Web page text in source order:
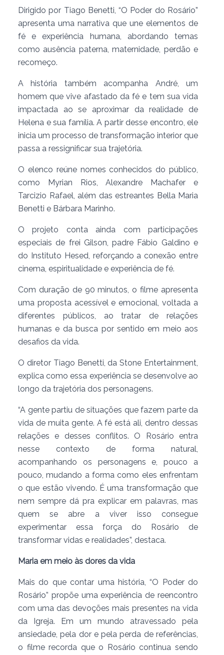
Dirigido por Tiago Benetti, “O Poder do Rosário”
apresenta uma narrativa que une elementos de
fé e experiência humana, abordando temas
como ausência paterna, maternidade, perdão e
recomeço.
A história também acompanha André, um
homem que vive afastado da fé e tem sua vida
impactada ao se aproximar da realidade de
Helena e sua família. A partir desse encontro, ele
inicia um processo de transformação interior que
passa a ressignificar sua trajetória.
O elenco reúne nomes conhecidos do público,
como Myrian Rios, Alexandre Machafer e
Tarcizio Rafael, além das estreantes Bella Maria
Benetti e Bárbara Marinho.
O projeto conta ainda com participações
especiais de frei Gilson, padre Fábio Galdino e
do Instituto Hesed, reforçando a conexão entre
cinema, espiritualidade e experiência de fé.
Com duração de 90 minutos, o filme apresenta
uma proposta acessível e emocional, voltada a
diferentes públicos, ao tratar de relações
humanas e da busca por sentido em meio aos
desafios da vida.
O diretor Tiago Benetti, da Stone Entertainment,
explica como essa experiência se desenvolve ao
longo da trajetória dos personagens.
“A gente partiu de situações que fazem parte da
vida de muita gente. A fé está ali, dentro dessas
relações e desses conflitos. O Rosário entra
nesse contexto de forma natural,
acompanhando os personagens e, pouco a
pouco, mudando a forma como eles enfrentam
o que estão vivendo. É uma transformação que
nem sempre dá pra explicar em palavras, mas
quem se abre a viver isso consegue
experimentar essa força do Rosário de
transformar vidas e realidades”, destaca.
Maria em meio às dores da vida
Mais do que contar uma história, “O Poder do
Rosário” propõe uma experiência de reencontro
com uma das devoções mais presentes na vida
da Igreja. Em um mundo atravessado pela
ansiedade, pela dor e pela perda de referências,
o filme recorda que o Rosário continua sendo